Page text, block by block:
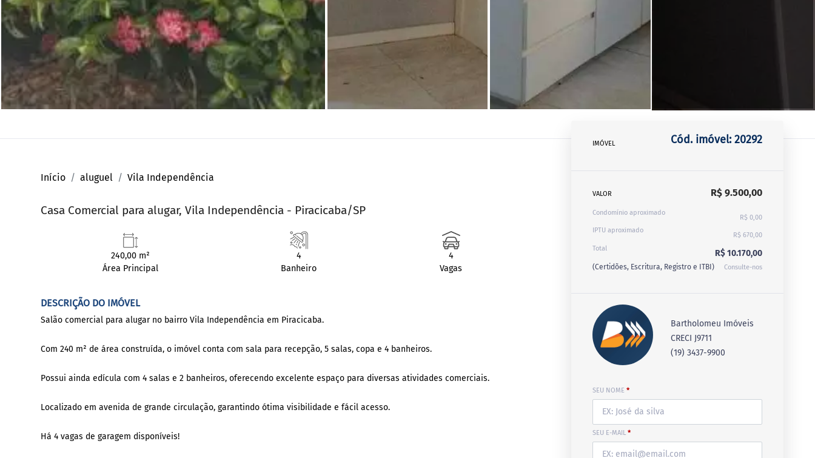
Início aluguel Vila Independência
Casa Comercial para alugar, Vila Independência - Piracicaba/SP
240,00 m²
Área Principal
4
Banheiro
4
Vagas
DESCRIÇÃO DO IMÓVEL
Salão comercial para alugar no bairro Vila Independência em Piracicaba.
Com 240 m² de área construída, o imóvel conta com sala para recepção, 5 salas, copa e 4 banheiros.
Possui ainda edícula com 4 salas e 2 banheiros, oferecendo excelente espaço para diversas atividades comerciais.
Localizado em avenida de grande circulação, garantindo ótima visibilidade e fácil acesso.
Há 4 vagas de garagem disponíveis!
IMÓVEL Cód. imóvel: 20292
VALOR R$ 9.500,00
Condomínio aproximado
R$ 0,00
IPTU aproximado
R$ 670,00
Total
R$ 10.170,00
(Certidões, Escritura, Registro e ITBI) Consulte-nos
Bartholomeu Imóveis
CRECI J9711
(19) 3437-9900
SEU NOME *
SEU E-MAIL *